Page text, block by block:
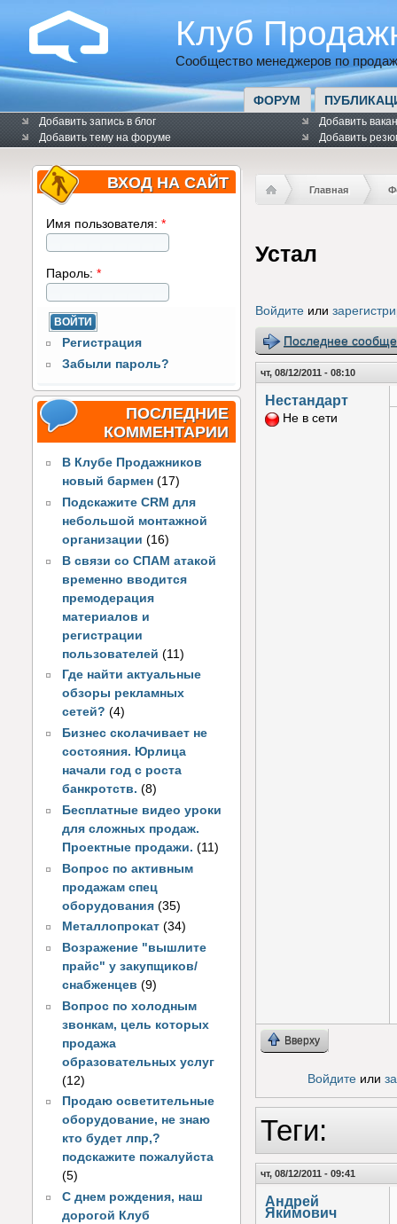
Клуб
Сообщество менеджеров по
ФОРУМ
Добавить запись в блог
Добавить тему на форуме
Добавить
Добавить
ВХОД НА САЙТ
Имя пользователя: *
Пароль: *
Регистрация
Забыли пароль?
ПОСЛЕДНИЕ
КОММЕНТАРИИ
В Клубе Продажников
новый бармен (17)
Подскажите CRM для
небольшой монтажной
организации (16)
В связи со СПАМ атакой
временно вводится
премодерация
материалов и
регистрации
пользователей(11)
Где найти актуальные
обзоры рекламных
сетей? (4)
Бизнес сколачивает не
состояния. Юрлица
начали год с роста
банкротств. (8)
Бесплатные видео уроки
для сложных продаж.
Проектные продажи. (11)
Вопрос по активным
продажам спец
оборудования (35)
Металлопрокат (34)
Возражение "вышлите
прайс" у закупщиков/
снабженцев (9)
Вопрос по холодным
звонкам, цель которых
продажа
образовательных услуг
(12)
Продаю осветительные
оборудование, не знаю
кто будет лпр,?
подскажите пожалуйста
(5)
С днем рождения, наш
дорогой Клуб
Главная
Устал
Войдите или
Последнее
чт, 08/12/2011 - 08:10
Нестандарт
Не в сети
Вверху
Войдитеили
Теги:
чт, 08/12/2011 - 09:41
Андрей
Якимович